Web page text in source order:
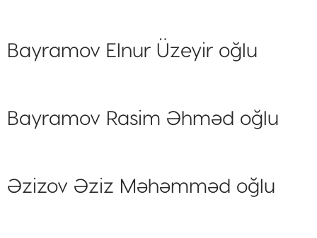
Bayramov Elnur Üzeyir oğlu
Bayramov Rasim Əhməd oğlu
Əzizov Əziz Məhəmməd oğlu